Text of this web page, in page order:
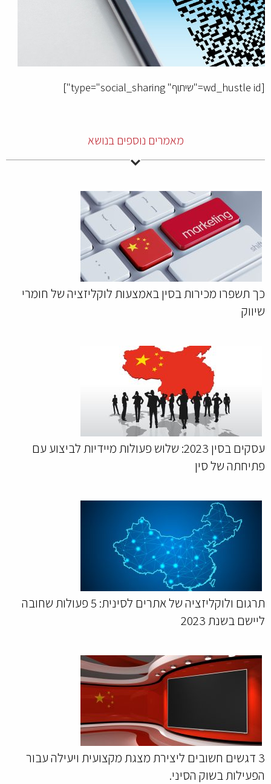
[wd_hustle id="שיתוף" type="social_sharing"]
מאמרים נוספים בנושא
כך תשפרו מכירות בסין באמצעות לוקליזציה של חומרי
שיווק
עסקים בסין 2023: שלוש פעולות מיידיות לביצוע עם
פתיחתה של סין
תרגום ולוקליזציה של אתרים לסינית: 5 פעולות שחובה
ליישם בשנת 2023
3 דגשים חשובים ליצירת מצגת מקצועית ויעילה עבור
הפעילות בשוק הסיני.